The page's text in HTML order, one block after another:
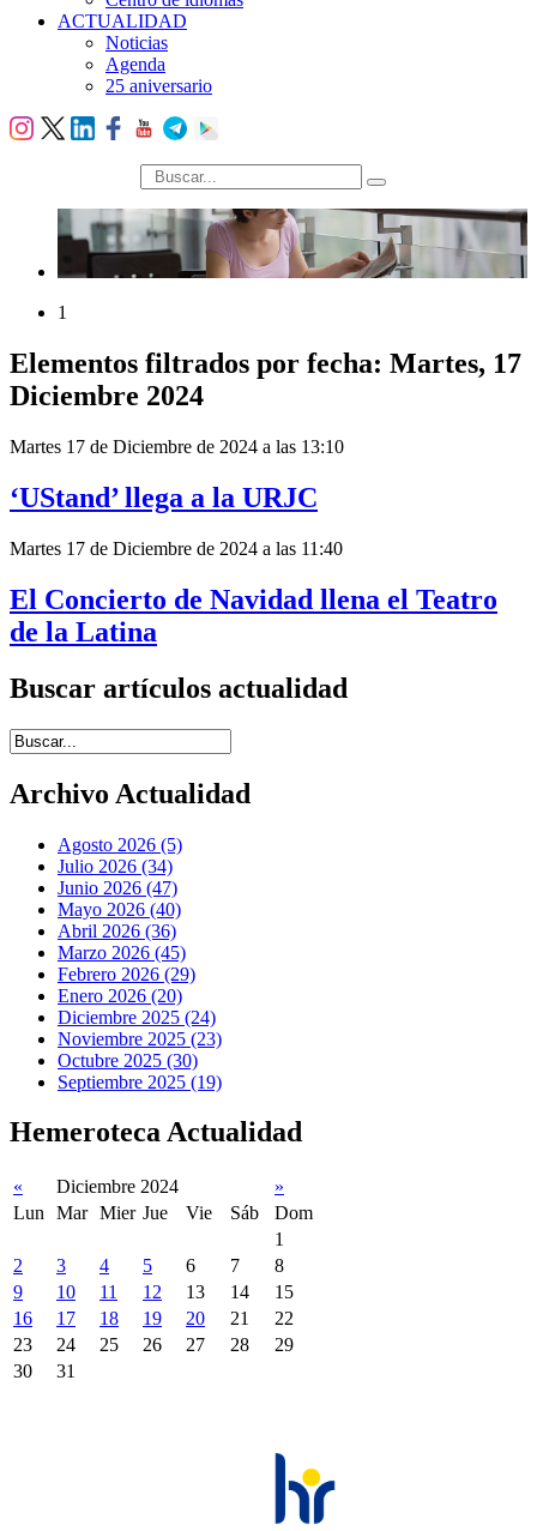
ACTUALIDAD
Noticias
Agenda
25 aniversario
búsqueda
1
Elementos filtrados por fecha: Martes, 17
Diciembre 2024
Martes 17 de Diciembre de 2024 a las 13:10
‘UStand’ llega a la URJC
Martes 17 de Diciembre de 2024 a las 11:40
El Concierto de Navidad llena el Teatro
de la Latina
Buscar artículos actualidad
Introduce términos de búsqueda
Archivo Actualidad
Agosto 2026 (5)
Julio 2026 (34)
Junio 2026 (47)
Mayo 2026 (40)
Abril 2026 (36)
Marzo 2026 (45)
Febrero 2026 (29)
Enero 2026 (20)
Diciembre 2025 (24)
Noviembre 2025 (23)
Octubre 2025 (30)
Septiembre 2025 (19)
Hemeroteca Actualidad
« Diciembre 2024
»
Lun
Mar Mier Jue Vie Sáb
Dom
1
2
3 4 5 6 7
8
9
10 11 12 13 14
15
16
17 18 19 20 21
22
23
24 25 26 27 28
29
30
31